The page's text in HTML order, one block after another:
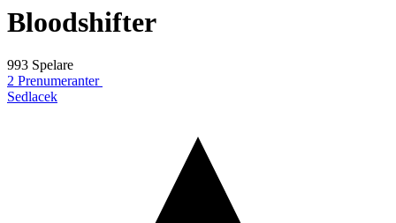
Bloodshifter
993 Spelare
2 Prenumeranter
Sedlacek